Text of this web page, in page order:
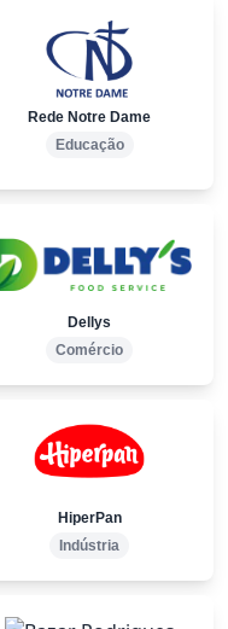
Rede Notre Dame
Educação
Dellys
Comércio
HiperPan
Indústria